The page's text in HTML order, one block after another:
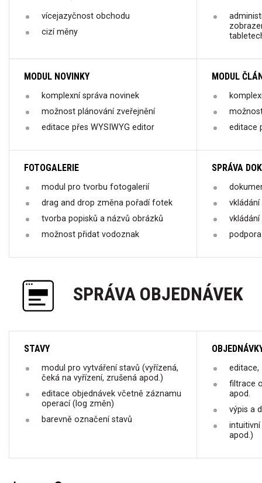
vícejazyčnost obchodu
cizí měny
MODUL NOVINKY
komplexní správa novinek
možnost plánování zveřejnění
editace přes WYSIWYG editor
MODUL
editace
FOTOGALERIE
modul pro tvorbu fotogalerií
drag and drop změna pořadí fotek
tvorba popisků a názvů obrázků
možnost přidat vodoznak
SPRÁVA
vkládání
SPRÁVA OBJEDNÁVEK
STAVY
modul pro vytváření stavů (vyřízená,
čeká na vyřízení, zrušená apod.)
editace objednávek včetně záznamu
operací (log změn)
barevně označení stavů
editace,
filtrace
apod.
výpis a
apod.)